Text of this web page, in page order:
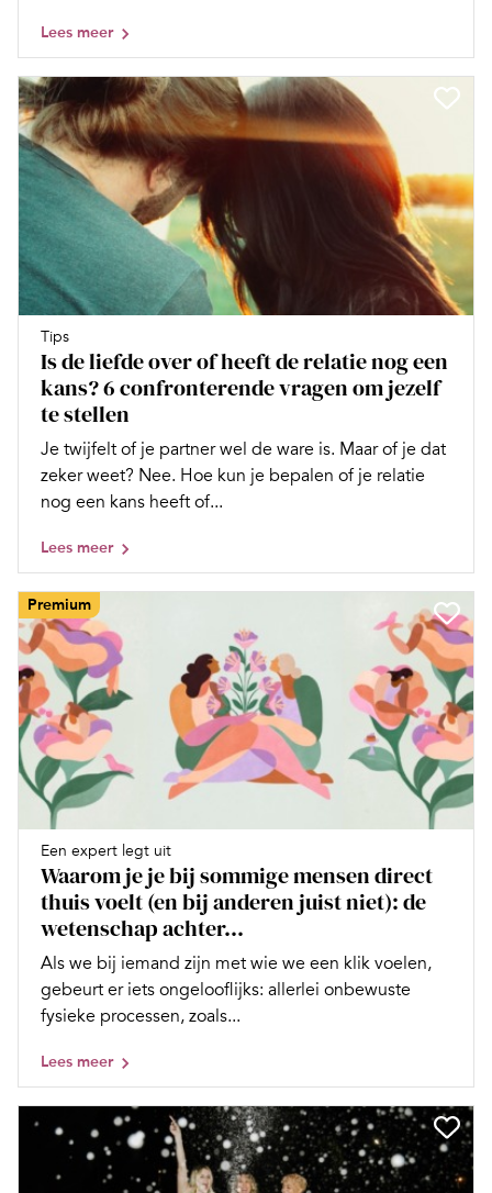
Lees meer
Tips
Is de liefde over of heeft de relatie nog een
kans? 6 confronterende vragen om jezelf
te stellen
Je twijfelt of je partner wel de ware is. Maar of je dat
zeker weet? Nee. Hoe kun je bepalen of je relatie
nog een kans heeft of...
Lees meer
Premium
Een expert legt uit
Waarom je je bij sommige mensen direct
thuis voelt (en bij anderen juist niet): de
wetenschap achter...
Als we bij iemand zijn met wie we een klik voelen,
gebeurt er iets ongelooflijks: allerlei onbewuste
fysieke processen, zoals...
Lees meer